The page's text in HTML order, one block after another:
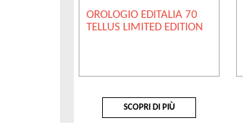
OROLOGIO EDITALIA 70
TELLUS LIMITED EDITION
SCOPRI DI PIÙ